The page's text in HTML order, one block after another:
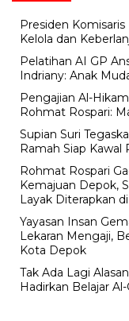
Presiden
Kelola dan
Pelatihan AI GP
Indriany: Anak
Pengajian Al-
Rohmat Rospari:
Supian Suri
Ramah Siap
Rohmat Rospari
Kemajuan Depok,
Layak Diterapkan
Yayasan Insan
Lekaran Mengaji,
Kota Depok
Tak Ada Lagi
Hadirkan Belajar